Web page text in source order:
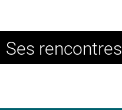
Ses rencontres